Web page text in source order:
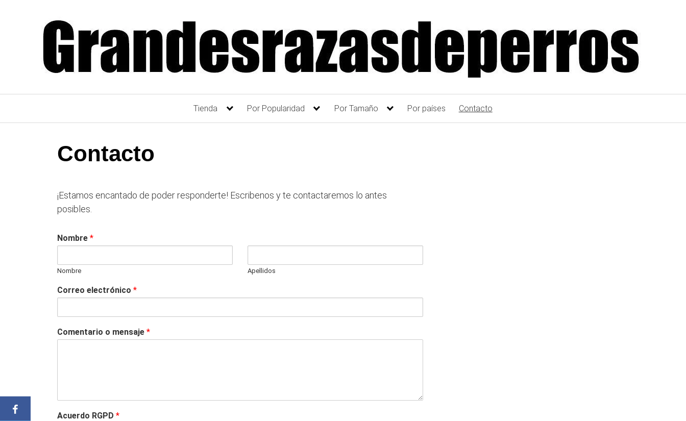
Tienda Por Popularidad Por Tamaño Por países Contacto
Contacto
¡Estamos encantado de poder responderte! Escribenos y te contactaremos lo antes
posibles.
Nombre *
Nombre Apellidos
Correo electrónico *
Comentario o mensaje *
Acuerdo RGPD *